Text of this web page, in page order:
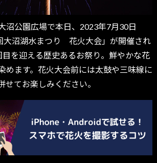
沼公園広場で本日、2023年7月30日
大沼湖水まつり 花火大会」が開催され
目を迎える歴史あるお祭り。鮮やかな花
めます。花火大会前には太鼓や三味線に
せてお楽しみください。